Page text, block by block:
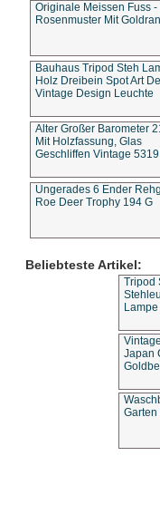
Originale Meissen Fuss -
Rosenmuster Mit
Bauhaus Tripod Steh
Holz Dreibein Spot Art
Vintage Design Leuchte
Alter Großer Barometer
Mit Holzfassung, Glas
Geschliffen Vintage
Ungerades 6 Ender
Roe Deer Trophy 194 G
Beliebteste Artikel:
Tripod
Japan
Garten